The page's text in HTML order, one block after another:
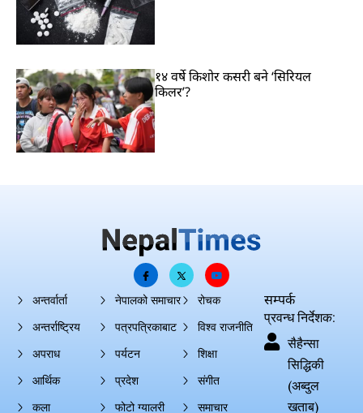
१४ वर्षे किशोर कसरी बने ‘सिरियल
किलर’?
अन्तर्वार्ता
अन्तर्राष्ट्रिय
अपराध
आर्थिक
कला
नेपालको समाचार
पत्रपत्रिकाबाट
पर्यटन
प्रदेश
फोटो ग्यालरी
रोचक
विश्व राजनीति
शिक्षा
संगीत
समाचार
सम्पर्क
प्रवन्ध निर्देशक:
सैहैन्सा
सिद्धिकी
(अब्दुल
खताब)